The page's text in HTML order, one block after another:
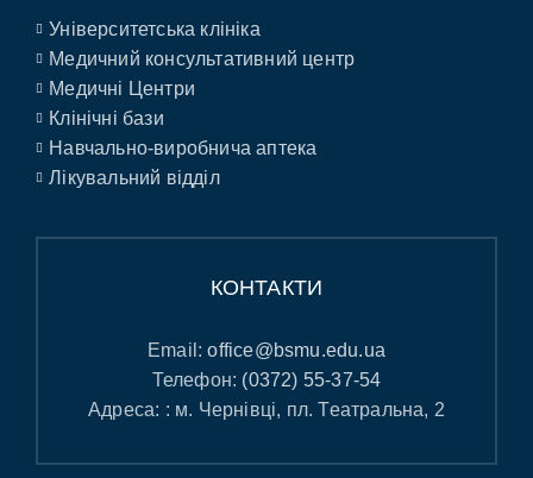
Університетська клініка
Медичний консультативний центр
Медичні Центри
Клінічні бази
Навчально-виробнича аптека
Лікувальний відділ
КОНТАКТИ
Email:office@bsmu.edu.ua
Телефон: (0372) 55-37-54
Адреса: : м. Чернівці, пл. Театральна, 2